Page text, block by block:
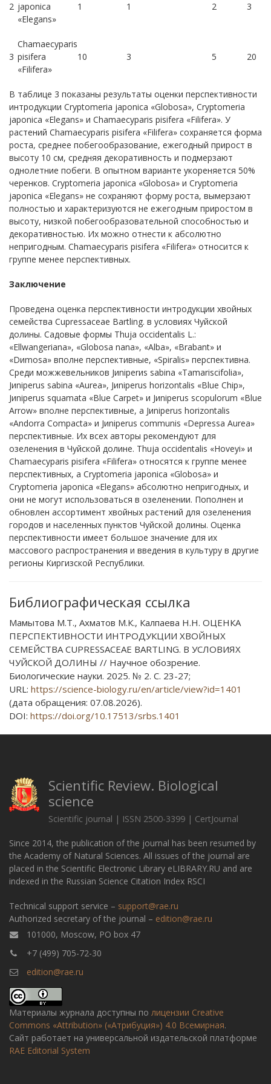
2 japonica
«Elegans»
1 1 2 3
3
Chamaecyparis
pisifera
«Filifera»
10 3 5 20
В таблице 3 показаны результаты оценки перспективности
интродукции Cryptomeria japonica «Globosa», Cryptomeria
japonica «Elegans» и Chamaecyparis pisifera «Filifera». У
растений Chamaecyparis pisifera «Filifera» сохраняется форма
роста, среднее побегообразование, ежегодный прирост в
высоту 10 см, средняя декоративность и подмерзают
однолетние побеги. В опытном варианте укореняется 50%
черенков. Cryptomeria japonica «Globosa» и Cryptomeria
japonica «Elegans» не сохраняют форму роста, вымерзают
полностью и характеризуются не ежегодным приростом в
высоту, низкой побегообразовательной способностью и
декоративностью. Их можно отнести к абсолютно
непригодным. Chamaecyparis pisifera «Filifera» относится к
группе менее перспективных.
Заключение
Проведена оценка перспективности интродукции хвойных
семейства Cupressaceae Bartling. в условиях Чуйской
долины. Садовые формы Тhuja осcidentalis L.:
«Еllwangeriana», «Glоbosа nаna», «Аlba», «Вrabant» и
«Dиmоsa» вполне перспективные, «Sрiralis» перспективна.
Среди можжевельников Jиniperиs sаbina «Тamariscifolia»,
Jиniperus sаbina «Аurea», Jиniperus hоrizontalis «Вlue Сhip»,
Jиniperus squаmata «Вlue Сarpet» и Jиnipеrus sсоpulorum «Вlue
Аrrow» вполне перспективные, а Jиniperus hоrizontalis
«Аndorra Сompacta» и Jиniperus cоmmunis «Dеpressa Аurea»
перспективные. Их всех авторы рекомендуют для
озеленения в Чуйской долине. Thuja occidentalis «Hoveyi» и
Chamaecyparis pisifera «Filifera» относятся к группе менее
перспективных, а Cryptomeria japonica «Globosa» и
Cryptomeria japonica «Elegans» абсолютно непригодных, и
они не могут использоваться в озеленении. Пополнен и
обновлен ассортимент хвойных растений для озеленения
городов и населенных пунктов Чуйской долины. Оценка
перспективности имеет большое значение для их
массового распространения и введения в культуру в другие
регионы Киргизской Республики.
Библиографическая ссылка
Мамытова М.Т., Ахматов М.К., Калпаева Н.Н. ОЦЕНКА
ПЕРСПЕКТИВНОСТИ ИНТРОДУКЦИИ ХВОЙНЫХ
СЕМЕЙСТВА CUPRESSACEAE BARTLING. В УСЛОВИЯХ
ЧУЙСКОЙ ДОЛИНЫ // Научное обозрение.
Биологические науки. 2025. № 2. С. 23-27;
URL: https://science-biology.ru/en/article/view?id=1401
(дата обращения: 07.08.2026).
DOI: https://doi.org/10.17513/srbs.1401
Scientific Review. Biological
science
Scientific journal | ISSN 2500-3399 | CertJournal
Since 2014, the publication of the journal has been resumed by
the Academy of Natural Sciences. All issues of the journal are
placed in the Scientific Electronic Library eLIBRARY.RU and are
indexed in the Russian Science Citation Index RSCI
Technical support service – support@rae.ru
Authorized secretary of the journal – edition@rae.ru
101000, Moscow, PO box 47
+7 (499) 705-72-30
edition@rae.ru
Материалы журнала доступны по лицензии Creative
Commons «Attribution» («Атрибуция») 4.0 Всемирная.
Сайт работает на универсальной издательской платформе
RAE Editorial System